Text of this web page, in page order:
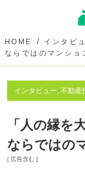
HOME インタビ
ならではのマンショ
インタビュー, 不動産
「人の縁を
ならではの
[ 広告含む ]